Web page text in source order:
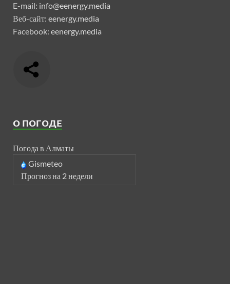
E-mail: info@eenergy.media
Веб-сайт: eenergy.media
Facebook: eenergy.media
О ПОГОДЕ
Погода в Алматы
Gismeteo
Прогноз на 2 недели